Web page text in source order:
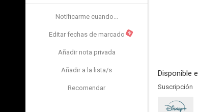
Notificarme cuando...
Editar fechas de marcado N
Añadir nota privada
Añadir a la lista/s
Recomendar
Disponible
Suscripción